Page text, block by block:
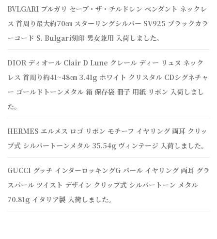
BVLGARI ブルガリ セーブ・ザ・チルドレン ペンダント ネックレ
ス 首周り最大約70㎝ スターリングシルバー SV925 ブラックカラ
ーコード S. Bulgari刻印 男女兼用 入荷しました。
DIOR ディオール Clair D Lune クレール ディー リュヌ ネック
レス 首周り約41~48㎝ 3.41g ホワイト クリスタル CDシグネチャ
ー ゴールドトーンメタル 箱 保存袋 冊子 用紙 リボン 入荷しまし
た。
HERMES エルメス ロゴ リボン モチーフ イヤリング 両耳 クリッ
プ式 シルバートーンメタル 35.54g ヴィンテージ 入荷しました。
GUCCI グッチ インターロッキングG パール イヤリング 両耳 グラ
スパール ツイスト デザイン クリップ式 シルバートーン メタル
70.81g イタリア製 入荷しました。